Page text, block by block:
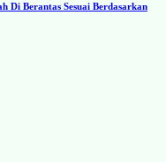
Di Berantas Sesuai Berdasarkan